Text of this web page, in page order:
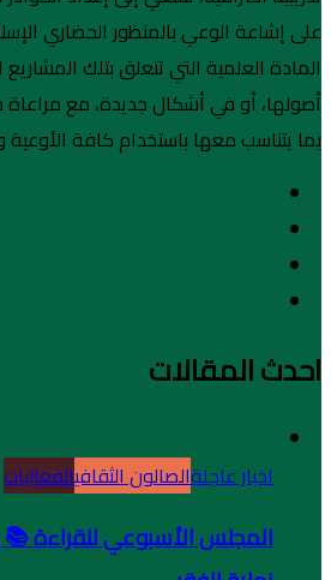
على إشاعة الوعي بالمنظور الحضاري
المادة العلمية التي تتعلق بتلك
أصولها، أو في أشكال جديدة، مع مراعاة
بما يتناسب معها باستخدام كافة الأوعية
احدث المقالات
اخبار عاجلةالصالون الثقافيالفعاليات
المجلس الأسبوعي للقراءة